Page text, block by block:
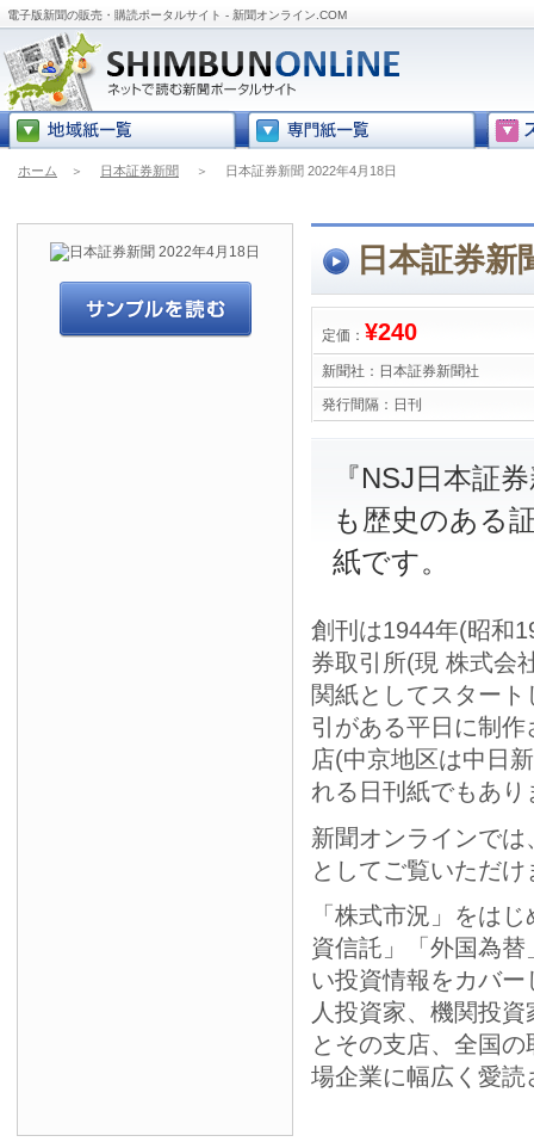
電子版新聞の販売・購読ポータルサイト - 新聞オンライン.COM
ホーム ＞ 日本証券新聞 ＞ 日本証券新聞 2022年4月18日
日本証券新
定価： ¥240
新聞社： 日本証券新聞社
発行間隔： 日刊
『NSJ日本証
も歴史のある
紙です。
創刊は1944年(昭和
券取引所(現 株式会
関紙としてスター
引がある平日に制
店(中京地区は中日
れる日刊紙でもあり
新聞オンラインで
としてご覧いただけ
「株式市況」をは
資信託」「外国為
い投資情報をカバ
人投資家、機関投
とその支店、全国
場企業に幅広く愛読